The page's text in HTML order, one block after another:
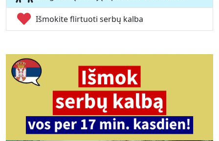
Išmokite flirtuoti serbų kalba